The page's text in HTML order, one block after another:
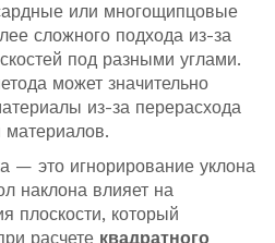
или многощипцовые
сложного подхода из-за
под разными углами.
может значительно
из-за перерасхода
материалов.
— это игнорирование уклона
наклона влияет на
плоскости, который
расчете квадратного